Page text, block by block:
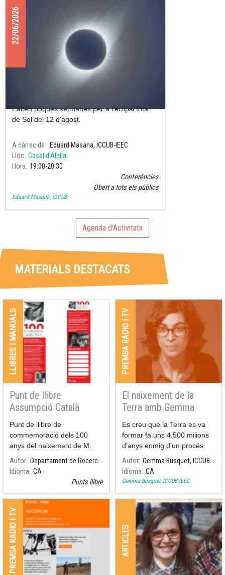
22/06/2026
Preparats per l'eclipsi total de Sol?
Falten poques setmanes per a l'eclipsi total
de Sol del 12 d'agost.
A càrrec de
Eduard Masana, ICCUB-IEEC
Lloc Casal d'Alella
Hora 19:00 20:30
Conferències
Obert a tots els públics
Eduard Masana, ICCUB
Agenda d'Activitats
MATERIALS DESTACATS
LLIBRES I MANUALS
Punt de llibre
Assumpció Català
Punt de llibre de
commemoració dels 100
anys del naixement de M.
Autor
Departament de Recerca i Universitats
Idioma CA
Punts llibre
PREMSA RADIO I TV
El naixement de la
Terra amb Gemma
Busquet
Es creu que la Terra es va
formar fa uns 4.500 milions
d’anys enmig d’un procés
llarg i violent, marcat per
col·lisions i transformacions
extremes.
Autor
Gemma Busquet, ICCUB-IEEC
Idioma CA
Gemma Busquet, ICCUB-IEEC
PREMSA RADIO I TV ARTICLES